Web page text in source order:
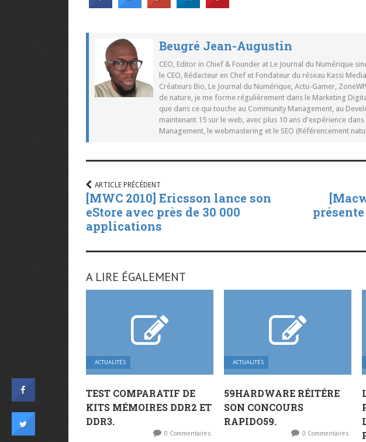
Beugré Jean-Augustin
CEO, Editor in Chief & Founder at Le Journal du Numérique
le CEO, Rédacteur en Chef et Fondateur du réseau Kassi
Créateurs Bio, Le Journal du Numérique, Actu-Gamer,
de nature, je me forme régulièrement dans le Marketing
que dans ce qui touche au Community Management, au
maintenant 15 sur le web, avec plus 10 ans d'expérience
Management, le webmastering et le SEO (Référencement
ARTICLE PRÉCÉDENT
[MWC 2010] Ericsson lance son
eStore avec près de 30 000
applications
A LIRE ÉGALEMENT
ACTUALITÉS
TEST COMPARATIF DE
KITS MÉMOIRES DDR2 ET
DDR3.
0 Commentaires
ACTUALITÉS
59HARDWARE RÉITÉRE
SON CONCOURS
RAPIDO59.
0 Commentaires